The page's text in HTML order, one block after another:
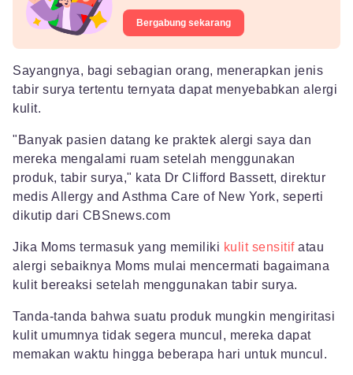
Bergabung sekarang
Sayangnya, bagi sebagian orang, menerapkan jenis
tabir surya tertentu ternyata dapat menyebabkan alergi
kulit.
"Banyak pasien datang ke praktek alergi saya dan
mereka mengalami ruam setelah menggunakan
produk, tabir surya," kata Dr Clifford Bassett, direktur
medis Allergy and Asthma Care of New York, seperti
dikutip dari CBSnews.com
Jika Moms termasuk yang memiliki kulit sensitifatau
alergi sebaiknya Moms mulai mencermati bagaimana
kulit bereaksi setelah menggunakan tabir surya.
Tanda-tanda bahwa suatu produk mungkin mengiritasi
kulit umumnya tidak segera muncul, mereka dapat
memakan waktu hingga beberapa hari untuk muncul.